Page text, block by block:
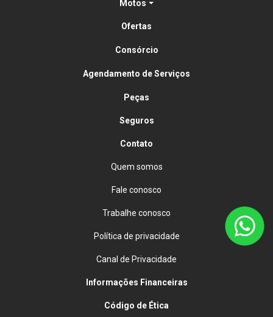
Motos
Ofertas
Consórcio
Agendamento de Serviços
Peças
Seguros
Contato
Quem somos
Fale conosco
Trabalhe conosco
Política de privacidade
Canal de Privacidade
Informações Financeiras
Código de Ética